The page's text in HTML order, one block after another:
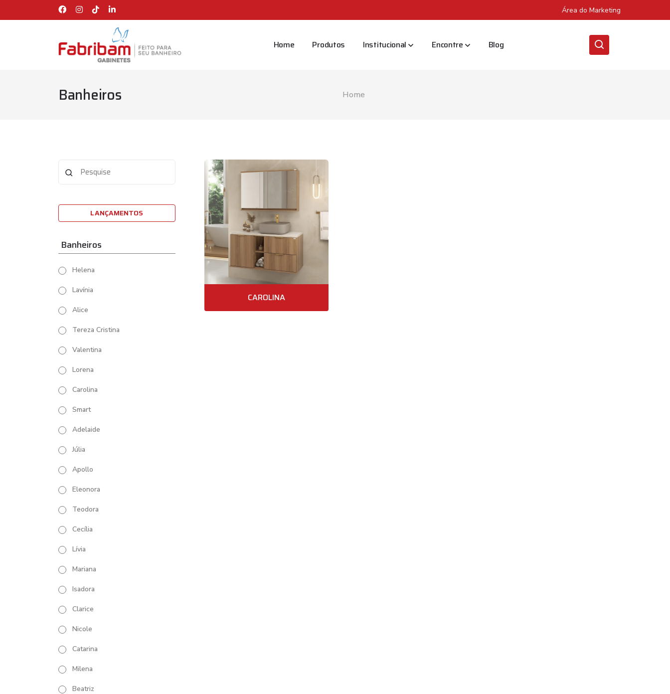
Área do Marketing
Home Produtos Institucional Encontre Blog
Banheiros Home
LANÇAMENTOS
Banheiros
Helena
Lavínia
Alice
Tereza Cristina
Valentina
Lorena
Carolina
Smart
Adelaide
Júlia
Apollo
Eleonora
Teodora
Cecília
Lívia
Mariana
Isadora
Clarice
Nicole
Catarina
Milena
Beatriz
CAROLINA